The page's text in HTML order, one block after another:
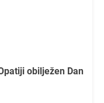
obilježen Dan